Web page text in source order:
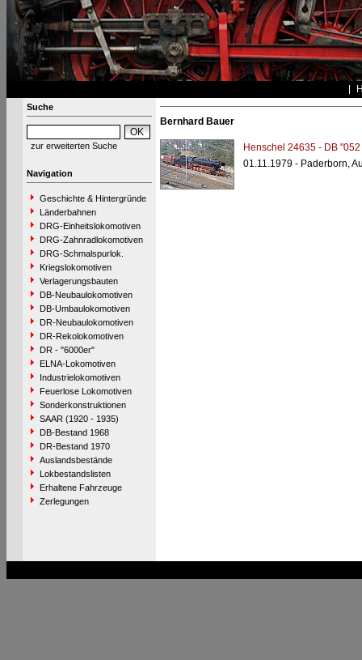
Suche
zur erweiterten Suche
Navigation
Geschichte & Hintergründe
Länderbahnen
DRG-Einheitslokomotiven
DRG-Zahnradlokomotiven
DRG-Schmalspurlok.
Kriegslokomotiven
Verlagerungsbauten
DB-Neubaulokomotiven
DB-Umbaulokomotiven
DR-Neubaulokomotiven
DR-Rekolokomotiven
DR - "6000er"
ELNA-Lokomotiven
Industrielokomotiven
Feuerlose Lokomotiven
Sonderkonstruktionen
SAAR (1920 - 1935)
DB-Bestand 1968
DR-Bestand 1970
Auslandsbestände
Lokbestandslisten
Erhaltene Fahrzeuge
Zerlegungen
Bernhard Bauer
Henschel 24635 - DB
01.11.1979 - Paderborn,